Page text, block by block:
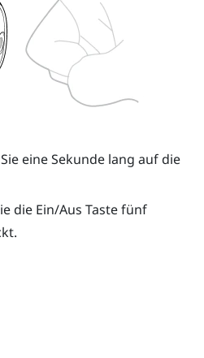
eine Sekunde lang auf die
die Ein/Aus Taste fünf